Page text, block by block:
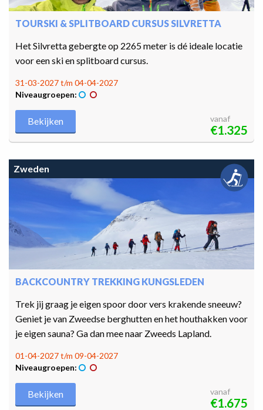
TOURSKI & SPLITBOARD CURSUS SILVRETTA
Het Silvretta gebergte op 2265 meter is dé ideale locatie
voor een ski en splitboard cursus.
31-03-2027 t/m 04-04-2027
Niveaugroepen:
Bekijken vanaf
€1.325
Zweden
BACKCOUNTRY TREKKING KUNGSLEDEN
Trek jij graag je eigen spoor door vers krakende sneeuw?
Geniet je van Zweedse berghutten en het houthakken voor
je eigen sauna? Ga dan mee naar Zweeds Lapland.
01-04-2027 t/m 09-04-2027
Niveaugroepen:
Bekijken vanaf
€1.675